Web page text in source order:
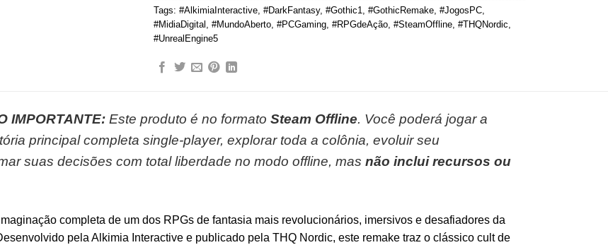
Tags: #AlkimiaInteractive #DarkFantasy, #Gothic1 #GothicRemake #JogosPC
#MidiaDigital #MundoAberto #PCGaming #RPGdeAção #SteamOffline #THQNordic
#UnrealEngine5
IMPORTANTE: Este produto é no formato Steam Offline. Você poderá jogar a
principal completa single-player, explorar toda a colônia, evoluir seu
suas decisões com total liberdade no modo offline, mas não inclui recursos ou
completa de um dos RPGs de fantasia mais revolucionários, imersivos e desafiadores da
pela Alkimia Interactive e publicado pela THQ Nordic, este remake traz o clássico cult de